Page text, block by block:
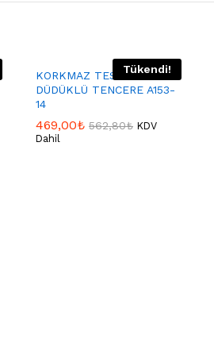
Tükendi!
KORKMAZ TESSA
DÜDÜKLÜ TENCERE A153-
14
469,00₺ 562,80₺ KDV
Dahil